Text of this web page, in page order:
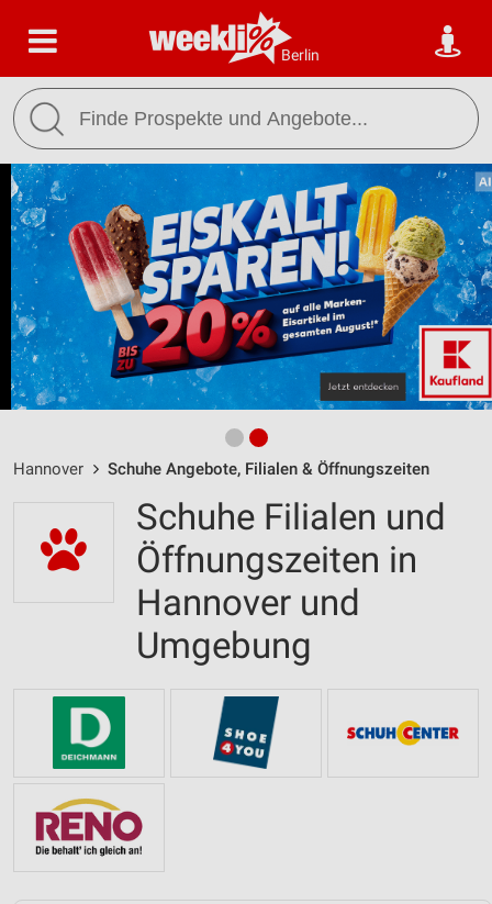
Berlin
Hannover Schuhe Angebote, Filialen & Öffnungszeiten
Schuhe Filialen und
Öffnungszeiten in
Hannover und
Umgebung